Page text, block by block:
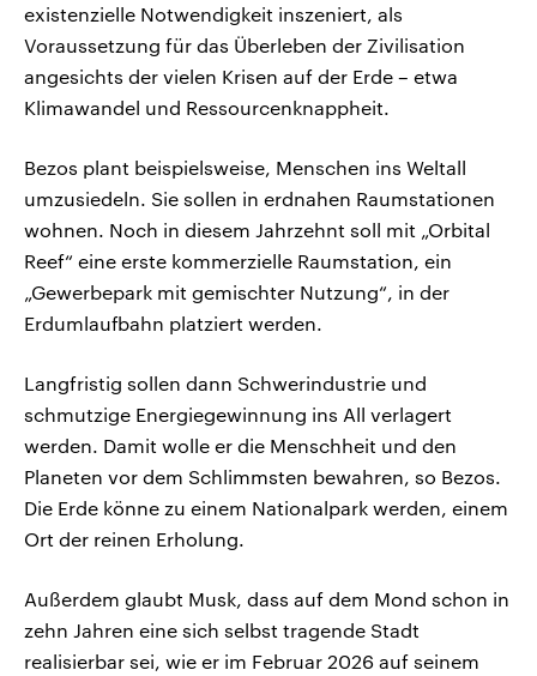
existenzielle Notwendigkeit inszeniert, als
Voraussetzung für das Überleben der Zivilisation
angesichts der vielen Krisen auf der Erde – etwa
Klimawandel und Ressourcenknappheit.
Bezos plant beispielsweise, Menschen ins Weltall
umzusiedeln. Sie sollen in erdnahen Raumstationen
wohnen. Noch in diesem Jahrzehnt soll mit „Orbital
Reef“ eine erste kommerzielle Raumstation, ein
„Gewerbepark mit gemischter Nutzung“, in der
Erdumlaufbahn platziert werden.
Langfristig sollen dann Schwerindustrie und
schmutzige Energiegewinnung ins All verlagert
werden. Damit wolle er die Menschheit und den
Planeten vor dem Schlimmsten bewahren, so Bezos.
Die Erde könne zu einem Nationalpark werden, einem
Ort der reinen Erholung.
Außerdem glaubt Musk, dass auf dem Mond schon in
zehn Jahren eine sich selbst tragende Stadt
realisierbar sei, wie er im Februar 2026 auf seinem